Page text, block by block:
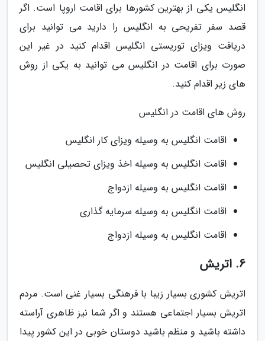
انگلیس یکی از بهترین کشورها برای اقامت اروپا است. اگر
قصد سفر تفریحی به انگلیس را دارید می توانید برای
دریافت ویزای توریستی انگلیس اقدام کنید در غیر این
صورت برای اقامت در انگلیس می توانید به یکی از روش
های زیر اقدام کنید.
روش های اقامت در انگلیس
اقامت انگلیس به وسیله ویزای کار انگلیس
اقامت انگلیس به وسیله اخذ ویزای تحصیلی انگلیس
اقامت انگلیس به وسیله ازدواج
اقامت انگلیس به وسیله سرمایه گذاری
اقامت انگلیس به وسیله ازدواج
6. اتریش
اتریش کشوری بسیار زیبا با فرهنگی بسیار غنی است. مردم
اتریش بسیار اجتماعی هستند و اگر شما نیز ظاهری آراسته
داشته باشید و منظم باشید دوستان خوبی در این کشور پیدا